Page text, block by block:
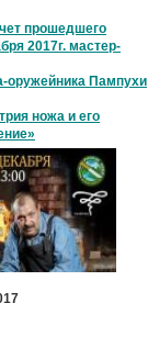
прошедшего
2017г. мастер-
оружейника Пампухи
ножа и его